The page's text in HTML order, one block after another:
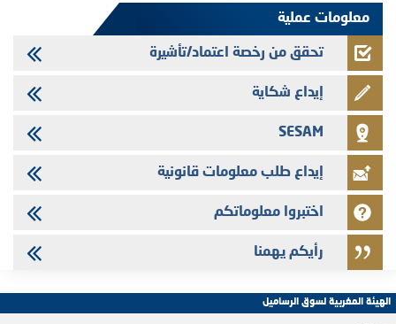
معلومات عملية
تحقق من رخصة اعتماد/تأشيرة
إيداع شكاية
SESAM
إيداع طلب معلومات قانونية
اختبروا معلوماتكم
رأيكم يهمنا
الهيئة المغربية لسوق الرساميل